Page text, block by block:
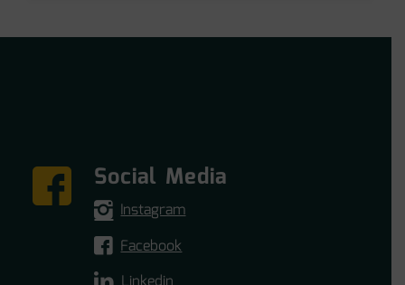
Social Media
Instagram
Facebook